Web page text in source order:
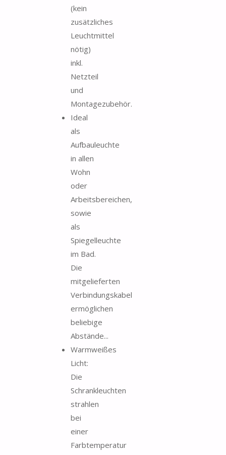
(kein
zusätzliches
Leuchtmittel
nötig)
inkl.
Netzteil
und
Montagezubehör.
Ideal
als
Aufbauleuchte
in allen
Wohn
oder
Arbeitsbereichen,
sowie
als
Spiegelleuchte
im Bad.
Die
mitgelieferten
Verbindungskabel
ermöglichen
beliebige
Abstände...
Warmweißes
Licht:
Die
Schrankleuchten
strahlen
bei
einer
Farbtemperatur